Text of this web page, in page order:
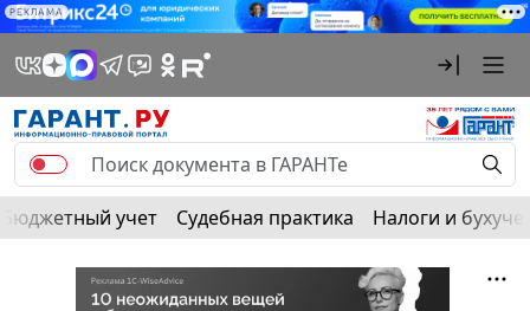
РЕКЛАМА
Бюджетный учет Судебная практика Налоги и